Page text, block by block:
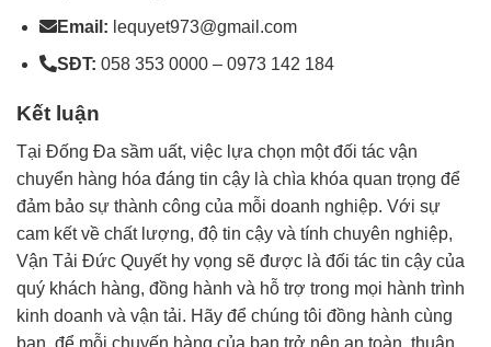
Email: lequyet973@gmail.com
SĐT: 058 353 0000 – 0973 142 184
Kết luận
Tại Đống Đa sầm uất, việc lựa chọn một đối tác vận
chuyển hàng hóa đáng tin cậy là chìa khóa quan trọng để
đảm bảo sự thành công của mỗi doanh nghiệp. Với sự
cam kết về chất lượng, độ tin cậy và tính chuyên nghiệp,
Vận Tải Đức Quyết hy vọng sẽ được là đối tác tin cậy của
quý khách hàng, đồng hành và hỗ trợ trong mọi hành trình
kinh doanh và vận tải. Hãy để chúng tôi đồng hành cùng
bạn, để mỗi chuyến hàng của bạn trở nên an toàn, thuận